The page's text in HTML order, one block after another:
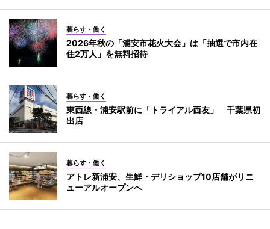
暮らす・働く
2026年秋の「浦安市花火大会」は「抽選で市内在
住2万人」を無料招待
暮らす・働く
東西線・浦安駅前に「トライアル西友」 千葉県初
出店
暮らす・働く
アトレ新浦安、生鮮・デリショップ10店舗がリニ
ューアルオープンへ